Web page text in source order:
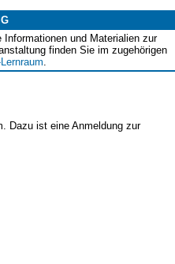
Informationen und Materialien zur
finden Sie im zugehörigen
.
Dazu ist eine Anmeldung zur